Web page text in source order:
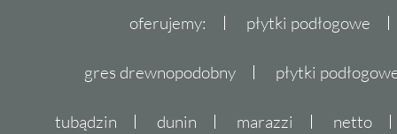
oferujemy: płytki podłogowe
gres drewnopodobny płytki
tubądzin dunin marazzi netto